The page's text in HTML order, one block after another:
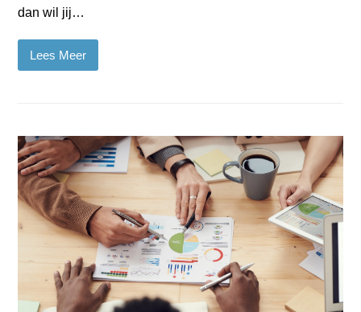
dan wil jij…
Lees Meer